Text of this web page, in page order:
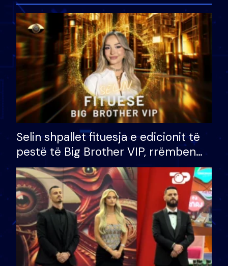
Selin shpallet fituesja e edicionit të
pestë të Big Brother VIP, rrëmben
çmimin e madh prej 100 mijë eurosh